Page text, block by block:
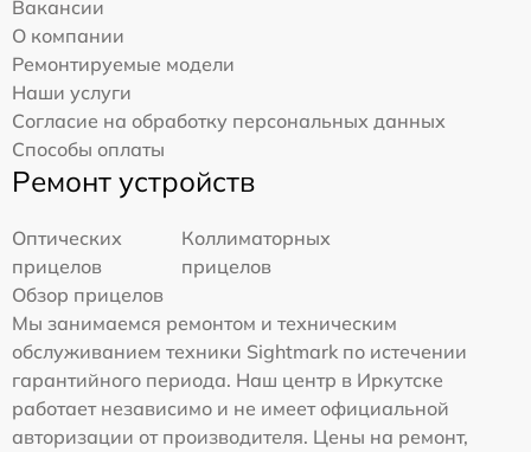
Вакансии
О компании
Ремонтируемые модели
Наши услуги
Согласие на обработку персональных данных
Способы оплаты
Ремонт устройств
Оптических
прицелов
Коллиматорных
прицелов
Обзор прицелов
Мы занимаемся ремонтом и техническим
обслуживанием техники Sightmark по истечении
гарантийного периода. Наш центр в Иркутске
работает независимо и не имеет официальной
авторизации от производителя. Цены на ремонт,